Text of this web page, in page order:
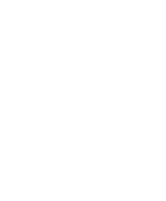
kommen wir